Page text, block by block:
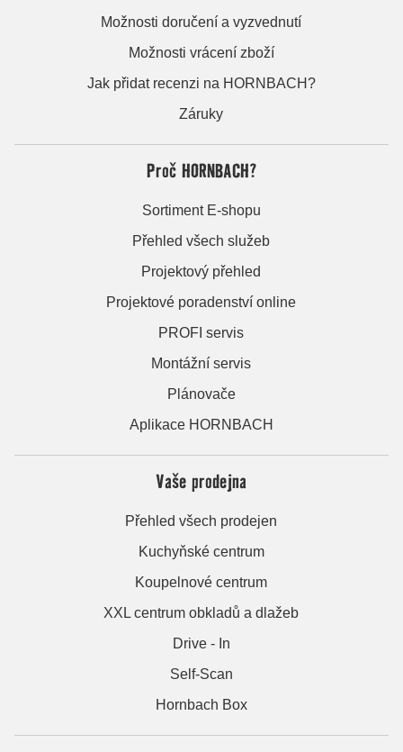
Možnosti doručení a vyzvednutí
Možnosti vrácení zboží
Jak přidat recenzi na HORNBACH?
Záruky
Proč HORNBACH?
Sortiment E-shopu
Přehled všech služeb
Projektový přehled
Projektové poradenství online
PROFI servis
Montážní servis
Plánovače
Aplikace HORNBACH
Vaše prodejna
Přehled všech prodejen
Kuchyňské centrum
Koupelnové centrum
XXL centrum obkladů a dlažeb
Drive - In
Self-Scan
Hornbach Box